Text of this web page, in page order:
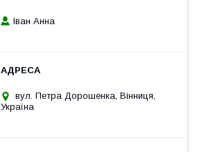
Іван Анна
вул. Петра Дорошенка, Вінниця,
Україна